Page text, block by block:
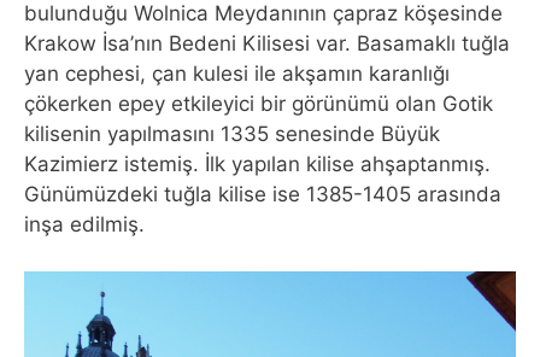
bulunduğu Wolnica Meydanının çapraz köşesinde
Krakow İsa’nın Bedeni Kilisesi var. Basamaklı tuğla
yan cephesi, çan kulesi ile akşamın karanlığı
çökerken epey etkileyici bir görünümü olan Gotik
kilisenin yapılmasını 1335 senesinde Büyük
Kazimierz istemiş. İlk yapılan kilise ahşaptanmış.
Günümüzdeki tuğla kilise ise 1385-1405 arasında
inşa edilmiş.